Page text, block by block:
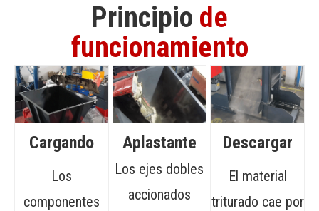
Principio de
funcionamiento
Cargando
Los
componentes
Aplastante
Los ejes dobles
accionados
Descargar
El material
triturado cae por